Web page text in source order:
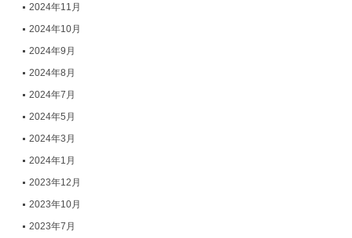
2024年11月
2024年10月
2024年9月
2024年8月
2024年7月
2024年5月
2024年3月
2024年1月
2023年12月
2023年10月
2023年7月